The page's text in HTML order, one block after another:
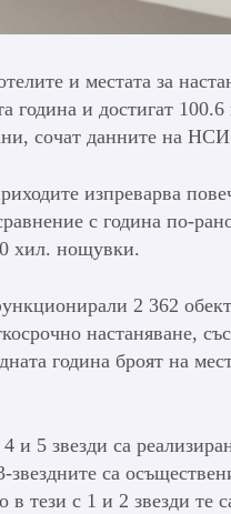
и местата за
година и достигат
сочат данните на
изпреварва
с година по-
хил. нощувки.
2 362
настаняване,
година броят на
4 и 5 звезди са
звездните са
в тези с 1 и 2 звезди те